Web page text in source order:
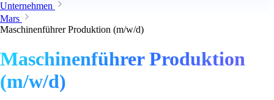
Unternehmen
Mars
Maschinenführer Produktion (m/w/d)
Maschinenführer Produktion
(m/w/d)